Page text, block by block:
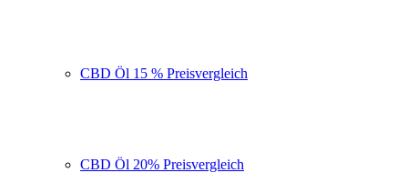
CBD Öl 15 % Preisvergleich
CBD Öl 20% Preisvergleich